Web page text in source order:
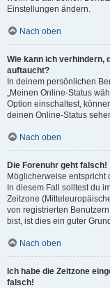
Einstellungen ändern.
Nach oben
Wie kann ich verhindern,
auftaucht?
In deinem persönlichen
„Meinen Online-Status
Option einschaltest,
deinen Online-Status
Nach oben
Die Forenuhr geht falsch!
Möglicherweise
In diesem Fall solltest du
Zeitzone
von registrierten
bist, ist dies ein guter
Nach oben
Ich habe die Zeitzone
falsch!